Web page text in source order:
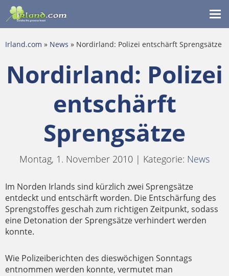
Irland.com » News » Nordirland: Polizei entschärft Sprengsätze
Nordirland: Polizei
entschärft
Sprengsätze
Montag, 1. November 2010 | Kategorie: News
Im Norden Irlands sind kürzlich zwei Sprengsätze
entdeckt und entschärft worden. Die Entschärfung des
Sprengstoffes geschah zum richtigen Zeitpunkt, sodass
eine Detonation der Sprengsätze verhindert werden
konnte.
Wie Polizeiberichten des dieswöchigen Sonntags
entnommen werden konnte, vermutet man